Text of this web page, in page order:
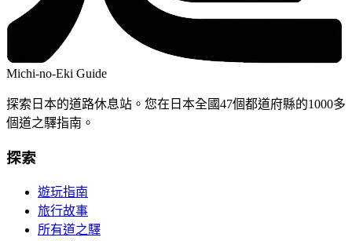
Michi-no-Eki Guide
探索日本的道路休息站。您在日本全國47個都道府縣的1000多
個道之驛指南。
探索
遊玩指南
旅行故事
所有道之驛